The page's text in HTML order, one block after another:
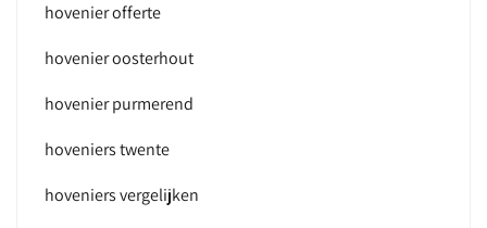
hovenier offerte
hovenier oosterhout
hovenier purmerend
hoveniers twente
hoveniers vergelijken